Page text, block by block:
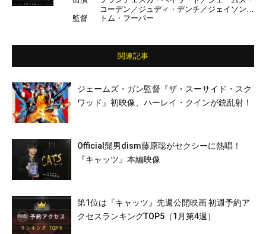
コーデン／ジュディ・デンチ／ジェイソン・
デルーロ／イドリス・エルバ／ジェニファ
（日本語吹き替え）：葵わかな／山崎育三郎
／高橋あず美／秋山竜次／森崎ウィン／大貫
勇輔／大竹しのぶ／藤原聡 ほか
監督 トム・フーパー
関連記事
ジェームズ・ガン監督『ザ・スーサイド・スク
ワッド』初映像、ハーレイ・クインが銃乱射！
Official髭男dism藤原聡がセクシーに熱唱！
『キャッツ』本編映像
第1位は『キャッツ』先週公開映画 初週予約ア
クセスランキングTOP5（1月第4週）